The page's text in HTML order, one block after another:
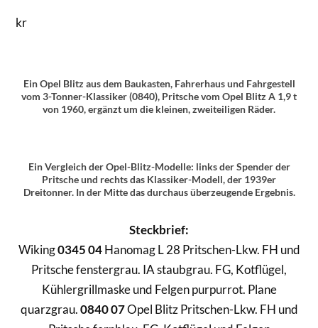
kr
Ein Opel Blitz aus dem Baukasten, Fahrerhaus und Fahrgestell
vom 3-Tonner-Klassiker (0840), Pritsche vom Opel Blitz A 1,9 t
von 1960, ergänzt um die kleinen, zweiteiligen Räder.
Ein Vergleich der Opel-Blitz-Modelle: links der Spender der
Pritsche und rechts das Klassiker-Modell, der 1939er
Dreitonner. In der Mitte das durchaus überzeugende Ergebnis.
Steckbrief:
Wiking0345 04Hanomag L 28 Pritschen-Lkw. FH und
Pritsche fenstergrau. IA staubgrau. FG, Kotflügel,
Kühlergrillmaske und Felgen purpurrot. Plane
quarzgrau.0840 07Opel Blitz Pritschen-Lkw. FH und